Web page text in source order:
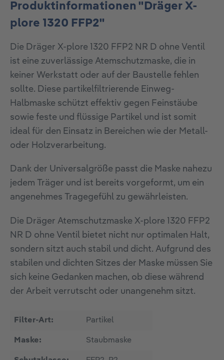
Produktinformationen "Dräger X-
plore 1320 FFP2"
Die Dräger X-plore 1320 FFP2 NR D ohne Ventil
ist eine zuverlässige Atemschutzmaske, die in
keiner Werkstatt oder auf der Baustelle fehlen
sollte. Diese partikelfiltrierende Einweg-
Halbmaske schützt effektiv gegen Feinstäube
sowie feste und flüssige Partikel und ist somit
ideal für den Einsatz in Bereichen wie der Metall-
oder Holzverarbeitung.
Dank der Universalgröße passt die Maske nahezu
jedem Träger und ist bereits vorgeformt, um ein
angenehmes Tragegefühl zu gewährleisten.
Die Dräger Atemschutzmaske X-plore 1320 FFP2
NR D ohne Ventil bietet nicht nur optimalen Halt,
sondern sitzt auch stabil und dicht. Aufgrund des
stabilen und dichten Sitzes der Maske müssen Sie
sich keine Gedanken machen, ob diese während
der Arbeit verrutscht oder unangenehm sitzt.
Filter-Art: Partikel
Maske: Staubmaske